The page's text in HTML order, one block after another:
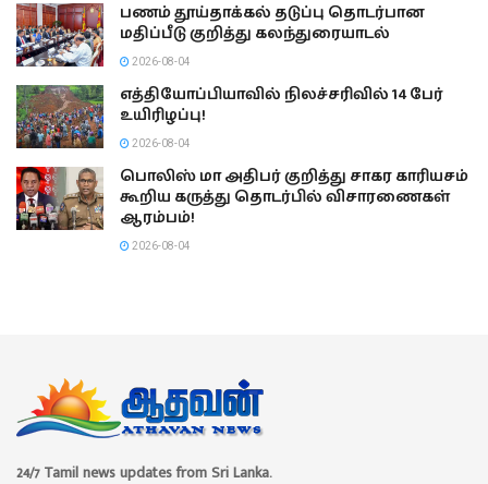
பணம் தூய்தாக்கல் தடுப்பு தொடர்பான
மதிப்பீடு குறித்து கலந்துரையாடல்
2026-08-04
எத்தியோப்பியாவில் நிலச்சரிவில் 14 பேர்
உயிரிழப்பு!
2026-08-04
பொலிஸ் மா அதிபர் குறித்து சாகர காரியசம்
கூறிய கருத்து தொடர்பில் விசாரணைகள்
ஆரம்பம்!
2026-08-04
24/7 Tamil news updates from Sri Lanka.